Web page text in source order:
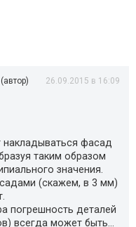
(автор) 26.09.2015 в 16:09
накладываться фасад
таким образом
значения.
(скажем, в 3 мм)
погрешность деталей
всегда может быть…